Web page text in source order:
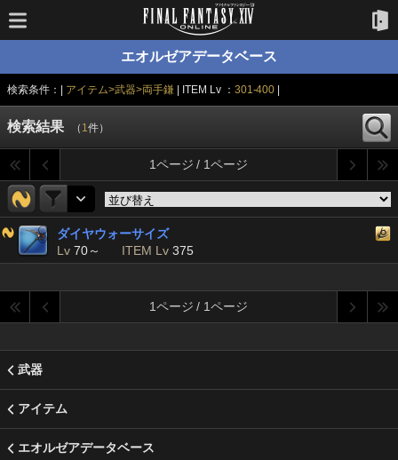
エオルゼアデータベース
検索条件：| アイテム>武器>両手鎌 | ITEM Lv ： 301-400
検索結果 （ 1件）
1ページ / 1ページ
ダイヤウォーサイズ
Lv 70～ ITEM Lv 375
1ページ / 1ページ
武器
アイテム
エオルゼアデータベース